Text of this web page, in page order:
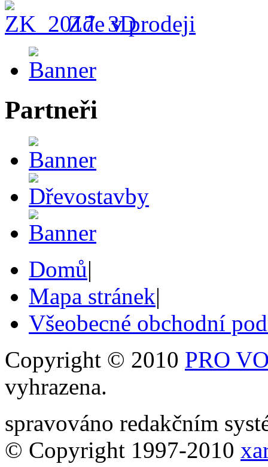
Zde v prodeji
Partneři
Domů|
Mapa stránek|
Všeobecné obchodní
Copyright © 2010 PRO
vyhrazena.
spravováno redakčním
© Copyright 1997-2010